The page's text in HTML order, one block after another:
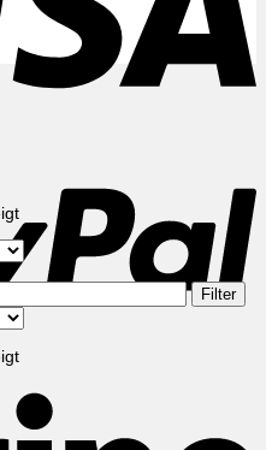
Nach
Aktualität
sortiert
Filter
Nach
sortiert